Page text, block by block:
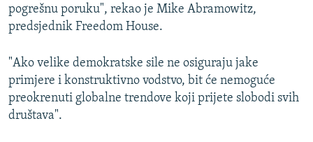
pogrešnu poruku", rekao je Mike Abramowitz,
predsjednik Freedom House.
"Ako velike demokratske sile ne osiguraju jake
primjere i konstruktivno vodstvo, bit će nemoguće
preokrenuti globalne trendove koji prijete slobodi svih
društava".